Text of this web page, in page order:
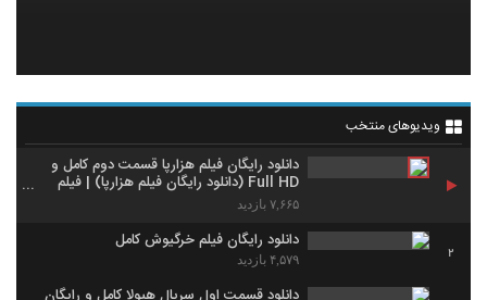
ویدیوهای منتخب
دانلود رایگان فيلم هزارپا قسمت دوم کامل و
Full HD (دانلود رایگان فیلم هزارپا) | فيلم
جدید هزارپا با بازی جواد عزتی
۷,۶۶۵ بازدید
2
دانلود رایگان فیلم خرگیوش کامل
۴,۵۷۹ بازدید